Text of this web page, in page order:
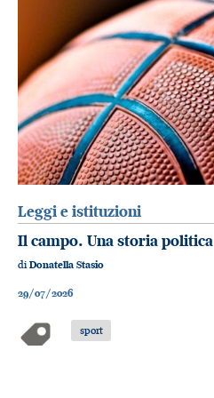
Leggi e istituzioni
Il campo. Una storia politica
diDonatella Stasio
29/07/2026
sport